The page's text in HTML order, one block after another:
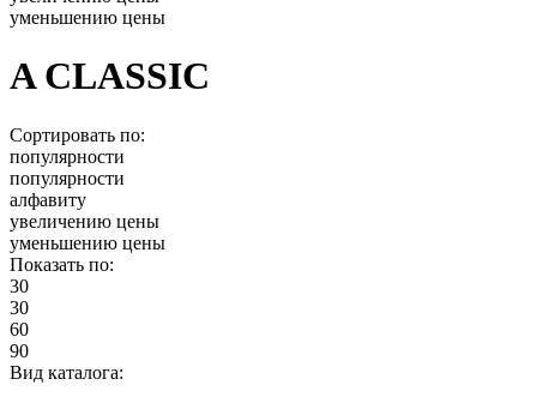
уменьшению цены
A CLASSIC
Сортировать по:
популярности
популярности
алфавиту
увеличению цены
уменьшению цены
Показать по:
30
30
60
90
Вид каталога: